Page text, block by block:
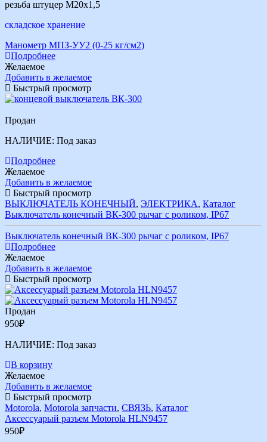
резьба штуцер М20х1,5
складское хранение
Манометр МПЗ-УУ2 (0-25 кг/см2)
Подробнее
Желаемое
Добавить в желаемое
Быстрый просмотр
Продан
НАЛИЧИЕ: Под заказ
Подробнее
Желаемое
Добавить в желаемое
Быстрый просмотр
ВЫКЛЮЧАТЕЛЬ КОНЕЧНЫЙ, ЭЛЕКТРИКА, Каталог
Выключатель конечный ВК-300 рычаг с роликом, IР67
Выключатель конечный ВК-300 рычаг с роликом, IР67
Подробнее
Желаемое
Добавить в желаемое
Быстрый просмотр
Продан
950₽
НАЛИЧИЕ: Под заказ
В корзину
Желаемое
Добавить в желаемое
Быстрый просмотр
Motorola, Motorola запчасти, СВЯЗЬ, Каталог
Аксессуарый разъем Motorola HLN9457
950₽